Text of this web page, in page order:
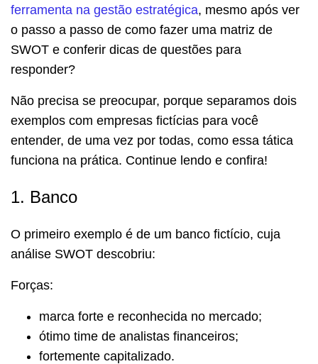
ferramenta na gestão estratégica, mesmo após ver
o passo a passo de como fazer uma matriz de
SWOT e conferir dicas de questões para
responder?
Não precisa se preocupar, porque separamos dois
exemplos com empresas fictícias para você
entender, de uma vez por todas, como essa tática
funciona na prática. Continue lendo e confira!
1. Banco
O primeiro exemplo é de um banco fictício, cuja
análise SWOT descobriu:
Forças:
marca forte e reconhecida no mercado;
ótimo time de analistas financeiros;
fortemente capitalizado.